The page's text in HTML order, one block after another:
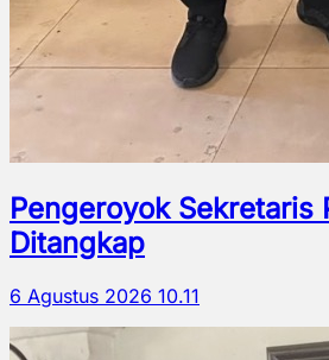
Pengeroyok Sekretaris
Ditangkap
6 Agustus 2026 10.11